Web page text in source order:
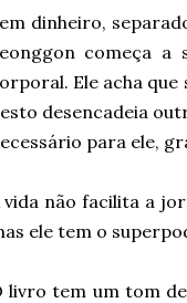
dinheiro,
começa
Ele acha que
desencadeia
para ele,
vida não facilita a
ele tem o
livro tem um tom